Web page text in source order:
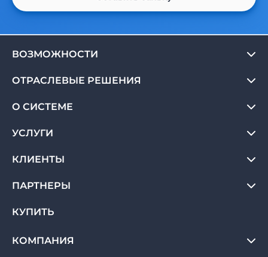
ВОЗМОЖНОСТИ
ОТРАСЛЕВЫЕ РЕШЕНИЯ
О СИСТЕМЕ
УСЛУГИ
КЛИЕНТЫ
ПАРТНЕРЫ
КУПИТЬ
КОМПАНИЯ